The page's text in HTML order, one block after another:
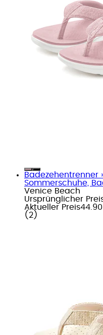
Badezehentrenner
Sommerschuhe,
Venice Beach
Ursprünglicher
Aktueller Preis44.90
( 2 )